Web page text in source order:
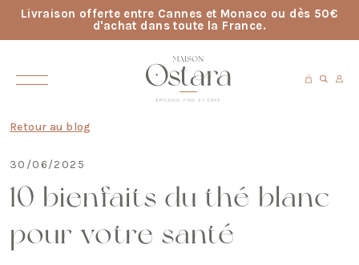
Livraison offerte entre Cannes et Monaco ou dès 50€
d'achat dans toute la France.
Retour au blog
30/06/2025
10 bienfaits du thé blanc
pour votre santé